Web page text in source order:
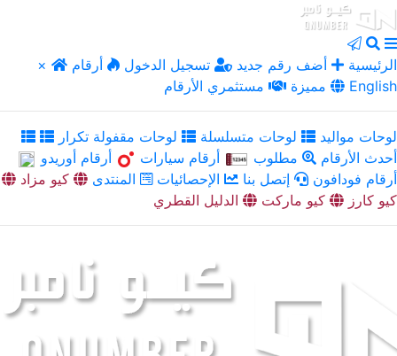
× الرئيسية أضف رقم جديد تسجيل الدخول
أرقام
مميزة
مستثمري الأرقام English
لوحات مواليد لوحات متسلسلة
لوحات مقفولة تكرار
أحدث الأرقام
مطلوب أرقام سيارات
أرقام أوريدو
أرقام فودافون
إتصل بنا الإحصائيات المنتدى
كيو مزاد
كيو كارز
كيو ماركت الدليل القطري